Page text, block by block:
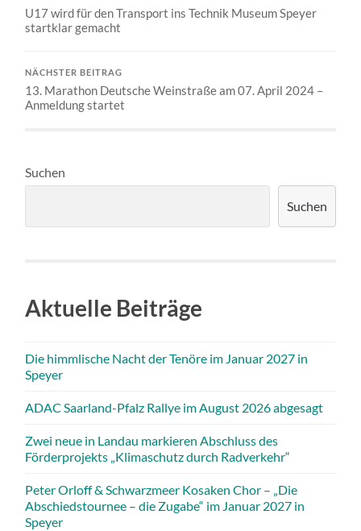
U17 wird für den Transport ins Technik Museum Speyer
startklar gemacht
NÄCHSTER BEITRAG
13. Marathon Deutsche Weinstraße am 07. April 2024 –
Anmeldung startet
Suchen
Suchen
Aktuelle Beiträge
Die himmlische Nacht der Tenöre im Januar 2027 in
Speyer
ADAC Saarland-Pfalz Rallye im August 2026 abgesagt
Zwei neue in Landau markieren Abschluss des
Förderprojekts „Klimaschutz durch Radverkehr“
Peter Orloff & Schwarzmeer Kosaken Chor – „Die
Abschiedstournee – die Zugabe“ im Januar 2027 in
Speyer